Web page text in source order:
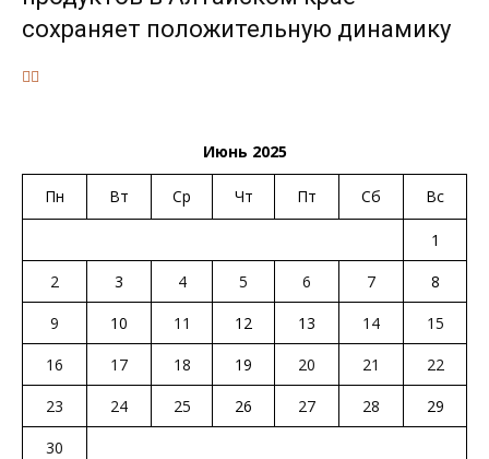
сохраняет положительную динамику
Июнь 2025
Пн Вт Ср Чт Пт Сб Вс
1
2
3 4 5 6 7
8
9
10 11 12 13 14
15
16
17 18 19 20 21
22
23
24 25 26 27 28
29
30